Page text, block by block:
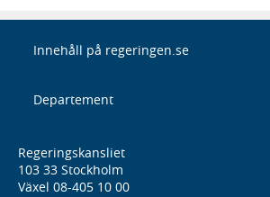
Innehåll på regeringen.se
Departement
Regeringskansliet
103 33 Stockholm
Växel 08-405 10 00